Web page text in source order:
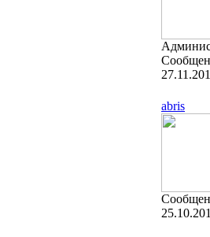
abris